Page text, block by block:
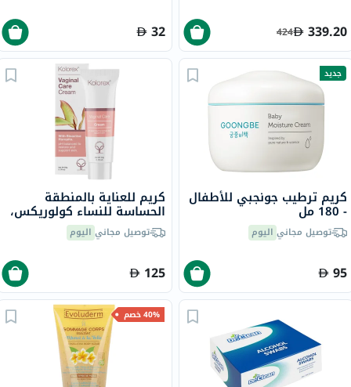
339.20
424
32
جديد
كريم ترطيب جونجبي للأطفال
- 180 مل
توصيل مجاني اليوم
95
كريم للعناية بالمنطقة
الحساسة للنساء كولوريكس،
50 جرامتوصيل مجاني اليوم
125
40% خصم